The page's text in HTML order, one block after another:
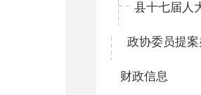
县十七届人
政协委员提案
财政信息